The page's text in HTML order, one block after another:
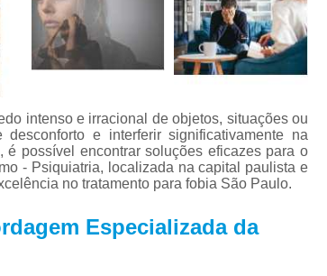
Especialista em
Especialista em
Especialista em
Especialista
Tratamento Alternativo para
Tratamento da
Tratamento para Ansiedade
Tratamento para
intenso e irracional de objetos, situações ou
e interferir significativamente na
possível encontrar soluções eficazes para o
- Psiquiatria, localizada na capital paulista e
no tratamento para fobia São Paulo.
Especializada da